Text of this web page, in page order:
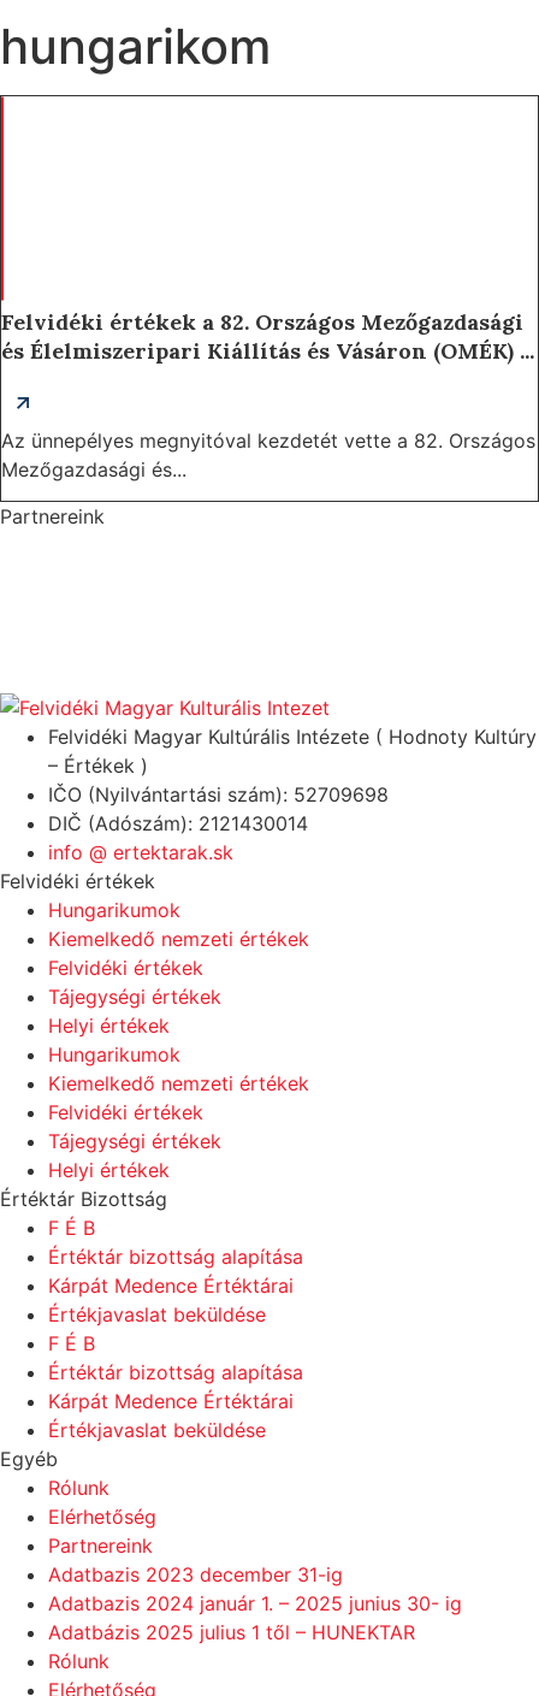
hungarikom
Felvidéki értékek a 82. Országos Mezőgazdasági
és Élelmiszeripari Kiállítás és Vásáron (OMÉK) ...
Az ünnepélyes megnyitóval kezdetét vette a 82. Országos
Mezőgazdasági és...
Partnereink
Felvidéki Magyar Kultúrális Intézete ( Hodnoty Kultúry
– Értékek )
IČO (Nyilvántartási szám): 52709698
DIČ (Adószám): 2121430014
info @ ertektarak.sk
Felvidéki értékek
Hungarikumok
Kiemelkedő nemzeti értékek
Felvidéki értékek
Tájegységi értékek
Helyi értékek
Hungarikumok
Kiemelkedő nemzeti értékek
Felvidéki értékek
Tájegységi értékek
Helyi értékek
Értéktár Bizottság
F É B
Értéktár bizottság alapítása
Kárpát Medence Értéktárai
Értékjavaslat beküldése
F É B
Értéktár bizottság alapítása
Kárpát Medence Értéktárai
Értékjavaslat beküldése
Egyéb
Rólunk
Elérhetőség
Partnereink
Adatbazis 2023 december 31-ig
Adatbazis 2024 január 1. – 2025 junius 30- ig
Adatbázis 2025 julius 1 től – HUNEKTAR
Rólunk
Elérhetőség